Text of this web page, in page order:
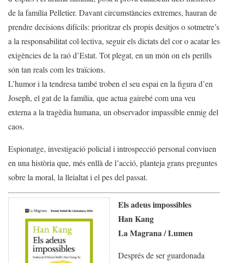
de la família Pelletier. Davant circumstàncies extremes, hauran de
prendre decisions difícils: prioritzar els propis desitjos o sotmetre’s
a la responsabilitat col·lectiva, seguir els dictats del cor o acatar les
exigències de la raó d’Estat. Tot plegat, en un món on els perills
són tan reals com les traïcions.
L’humor i la tendresa també troben el seu espai en la figura d’en
Joseph, el gat de la família, que actua gairebé com una veu
externa a la tragèdia humana, un observador impassible enmig del
caos.
Espionatge, investigació policial i introspecció personal conviuen
en una història que, més enllà de l’acció, planteja grans preguntes
sobre la moral, la lleialtat i el pes del passat.
Els adeus impossibles
Han Kang
La Magrana / Lumen
Després de ser guardonada